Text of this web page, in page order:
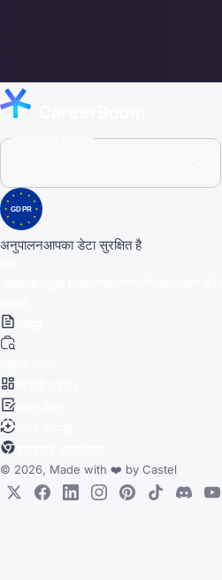
GDPR
अनुपालनआपका डेटा सुरक्षित है
© 2026, Made with ❤️ by Castel